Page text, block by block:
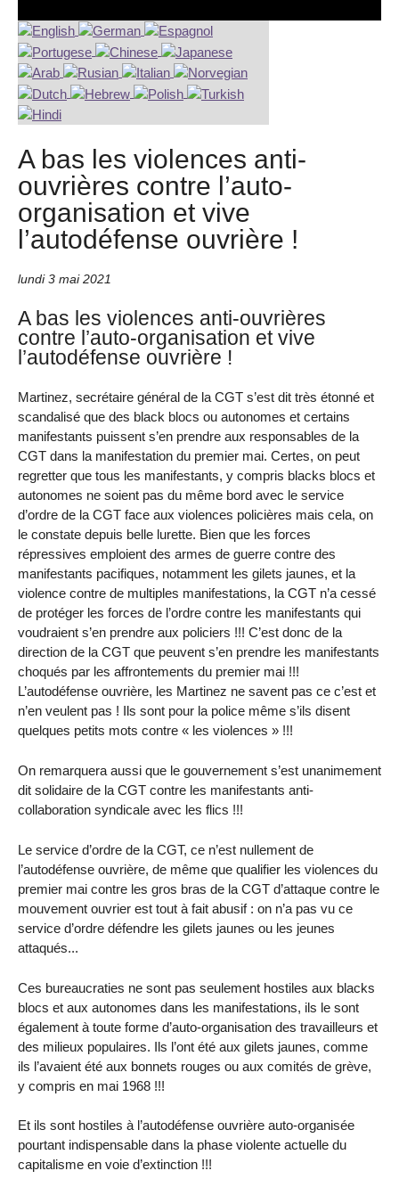
A bas les violences anti-
ouvrières contre l’auto-
organisation et vive
l’autodéfense ouvrière !
lundi 3 mai 2021
A bas les violences anti-ouvrières
contre l’auto-organisation et vive
l’autodéfense ouvrière !
Martinez, secrétaire général de la CGT s’est dit très étonné et
scandalisé que des black blocs ou autonomes et certains
manifestants puissent s’en prendre aux responsables de la
CGT dans la manifestation du premier mai. Certes, on peut
regretter que tous les manifestants, y compris blacks blocs et
autonomes ne soient pas du même bord avec le service
d’ordre de la CGT face aux violences policières mais cela, on
le constate depuis belle lurette. Bien que les forces
répressives emploient des armes de guerre contre des
manifestants pacifiques, notamment les gilets jaunes, et la
violence contre de multiples manifestations, la CGT n’a cessé
de protéger les forces de l’ordre contre les manifestants qui
voudraient s’en prendre aux policiers !!! C’est donc de la
direction de la CGT que peuvent s’en prendre les manifestants
choqués par les affrontements du premier mai !!!
L’autodéfense ouvrière, les Martinez ne savent pas ce c’est et
n’en veulent pas ! Ils sont pour la police même s’ils disent
quelques petits mots contre « les violences » !!!
On remarquera aussi que le gouvernement s’est unanimement
dit solidaire de la CGT contre les manifestants anti-
collaboration syndicale avec les flics !!!
Le service d’ordre de la CGT, ce n’est nullement de
l’autodéfense ouvrière, de même que qualifier les violences du
premier mai contre les gros bras de la CGT d’attaque contre le
mouvement ouvrier est tout à fait abusif : on n’a pas vu ce
service d’ordre défendre les gilets jaunes ou les jeunes
attaqués...
Ces bureaucraties ne sont pas seulement hostiles aux blacks
blocs et aux autonomes dans les manifestations, ils le sont
également à toute forme d’auto-organisation des travailleurs et
des milieux populaires. Ils l’ont été aux gilets jaunes, comme
ils l’avaient été aux bonnets rouges ou aux comités de grève,
y compris en mai 1968 !!!
Et ils sont hostiles à l’autodéfense ouvrière auto-organisée
pourtant indispensable dans la phase violente actuelle du
capitalisme en voie d’extinction !!!